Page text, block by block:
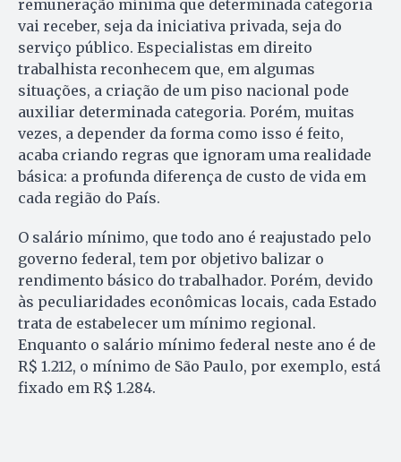
remuneração mínima que determinada categoria
vai receber, seja da iniciativa privada, seja do
serviço público. Especialistas em direito
trabalhista reconhecem que, em algumas
situações, a criação de um piso nacional pode
auxiliar determinada categoria. Porém, muitas
vezes, a depender da forma como isso é feito,
acaba criando regras que ignoram uma realidade
básica: a profunda diferença de custo de vida em
cada região do País.
O salário mínimo, que todo ano é reajustado pelo
governo federal, tem por objetivo balizar o
rendimento básico do trabalhador. Porém, devido
às peculiaridades econômicas locais, cada Estado
trata de estabelecer um mínimo regional.
Enquanto o salário mínimo federal neste ano é de
R$ 1.212, o mínimo de São Paulo, por exemplo, está
fixado em R$ 1.284.